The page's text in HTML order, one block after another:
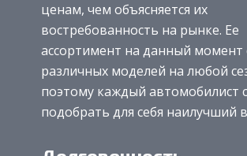
ценам, чем объясняется их
востребованность на рынке. Ее
ассортимент на данный момент
различных моделей на любой
поэтому каждый автомобилист
подобрать для себя наилучший